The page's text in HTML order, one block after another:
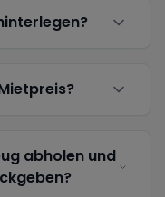
abholen und